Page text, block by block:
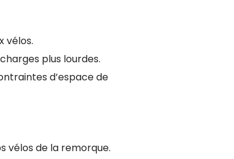
vélos.
plus lourdes.
d’espace de
vélos de la remorque.